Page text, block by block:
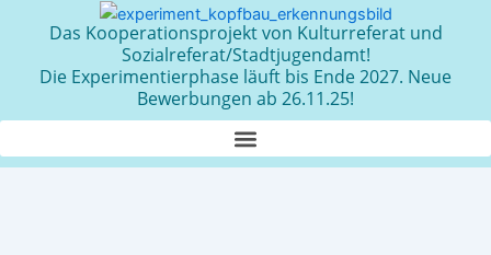
Das Kooperationsprojekt von Kulturreferat und
Sozialreferat/Stadtjugendamt!
Die Experimentierphase läuft bis Ende 2027. Neue
Bewerbungen ab 26.11.25!